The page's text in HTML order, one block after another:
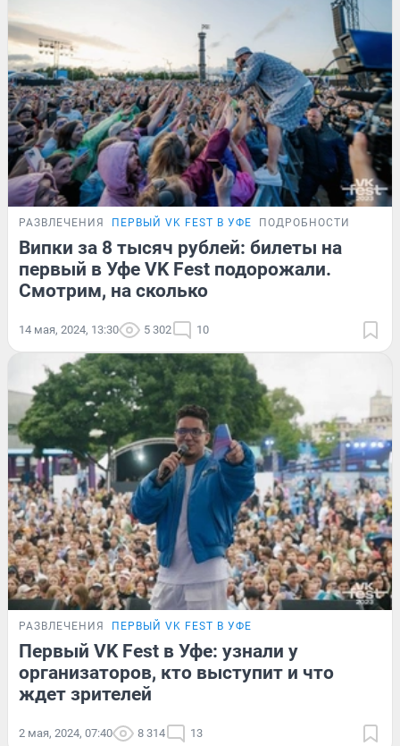
РАЗВЛЕЧЕНИЯ ПЕРВЫЙ VK FEST В УФЕ ПОДРОБНОСТИ
Випки за 8 тысяч рублей: билеты на
первый в Уфе VK Fest подорожали.
Смотрим, на сколько
14 мая, 2024, 13:30 5 302 10
РАЗВЛЕЧЕНИЯ ПЕРВЫЙ VK FEST В УФЕ
Первый VK Fest в Уфе: узнали у
организаторов, кто выступит и что
ждет зрителей
2 мая, 2024, 07:40 8 314 13